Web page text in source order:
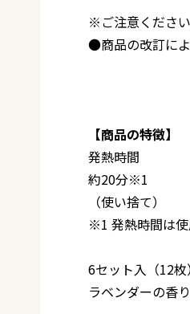
※ご注意くださ
●商品の改訂によ
【商品の特徴】
発熱時間
約20分※1
（使い捨て）
※1 発熱時間は使
6セット入（12枚）
ラベンダーの香り